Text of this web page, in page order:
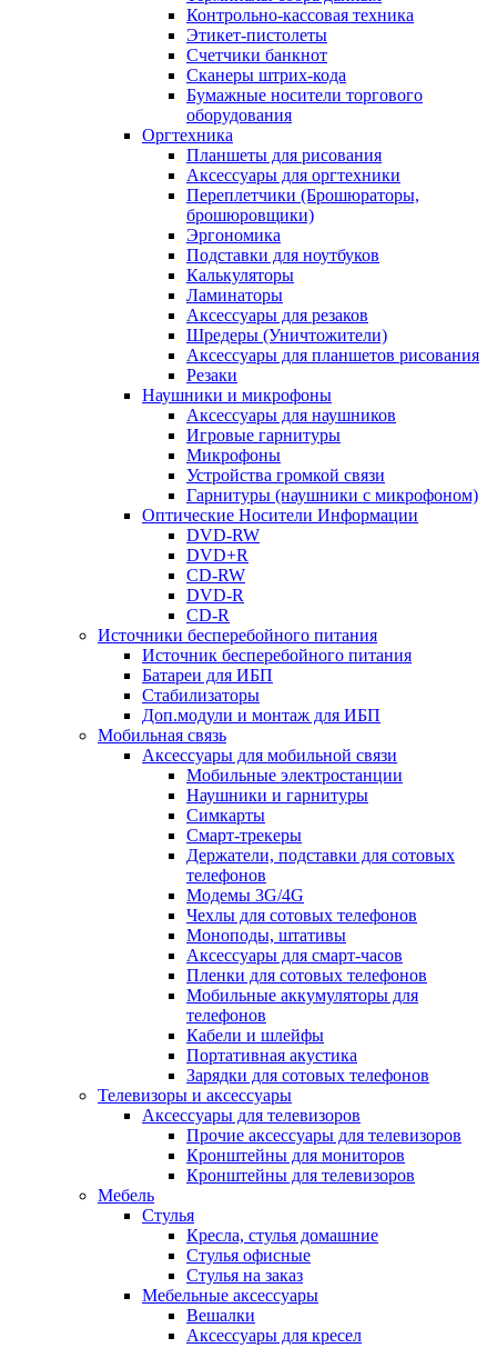
Контрольно-кассовая техника
Этикет-пистолеты
Счетчики банкнот
Сканеры штрих-кода
Бумажные носители торгового
оборудования
Оргтехника
Планшеты для рисования
Аксессуары для оргтехники
Переплетчики (Брошюраторы,
брошюровщики)
Эргономика
Подставки для ноутбуков
Калькуляторы
Ламинаторы
Аксессуары для резаков
Шредеры (Уничтожители)
Аксессуары для планшетов рисования
Резаки
Наушники и микрофоны
Аксессуары для наушников
Игровые гарнитуры
Микрофоны
Устройства громкой связи
Гарнитуры (наушники с микрофоном)
Оптические Носители Информации
DVD-RW
DVD+R
CD-RW
DVD-R
CD-R
Источники бесперебойного питания
Источник бесперебойного питания
Батареи для ИБП
Стабилизаторы
Доп.модули и монтаж для ИБП
Мобильная связь
Аксессуары для мобильной связи
Мобильные электростанции
Наушники и гарнитуры
Симкарты
Смарт-трекеры
Держатели, подставки для сотовых
телефонов
Модемы 3G/4G
Чехлы для сотовых телефонов
Моноподы, штативы
Аксессуары для смарт-часов
Пленки для сотовых телефонов
Мобильные аккумуляторы для
телефонов
Кабели и шлейфы
Портативная акустика
Зарядки для сотовых телефонов
Телевизоры и аксессуары
Аксессуары для телевизоров
Прочие аксессуары для телевизоров
Кронштейны для мониторов
Кронштейны для телевизоров
Мебель
Стулья
Кресла, стулья домашние
Стулья офисные
Стулья на заказ
Мебельные аксессуары
Вешалки
Аксессуары для кресел